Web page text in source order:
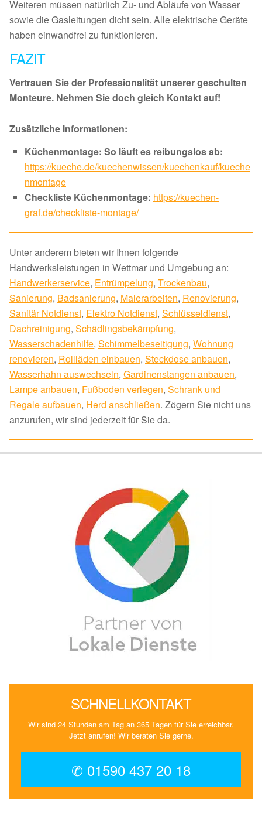
Weiteren müssen natürlich Zu- und Abläufe von Wasser
sowie die Gasleitungen dicht sein. Alle elektrische Geräte
haben einwandfrei zu funktionieren.
FAZIT
Vertrauen Sie der Professionalität unserer geschulten
Monteure. Nehmen Sie doch gleich Kontakt auf!
Zusätzliche Informationen:
Küchenmontage: So läuft es reibungslos ab:
https://kueche.de/kuechenwissen/kuechenkauf/kueche
nmontage
Checkliste Küchenmontage: https://kuechen-
graf.de/checkliste-montage/
Unter anderem bieten wir Ihnen folgende
Handwerksleistungen in Wettmar und Umgebung an:
Handwerkerservice, Entrümpelung, Trockenbau,
Sanierung, Badsanierung, Malerarbeiten, Renovierung,
Sanitär Notdienst, Elektro Notdienst, Schlüsseldienst,
Dachreinigung, Schädlingsbekämpfung,
Wasserschadenhilfe, Schimmelbeseitigung, Wohnung
renovieren, Rollläden einbauen, Steckdose anbauen,
Wasserhahn auswechseln, Gardinenstangen anbauen,
Lampe anbauen, Fußboden verlegen, Schrank und
Regale aufbauen, Herd anschließen. Zögern Sie nicht uns
anzurufen, wir sind jederzeit für Sie da.
SCHNELLKONTAKT
Wir sind 24 Stunden am Tag an 365 Tagen für Sie erreichbar.
Jetzt anrufen! Wir beraten Sie gerne.
✆ 01590 437 20 18